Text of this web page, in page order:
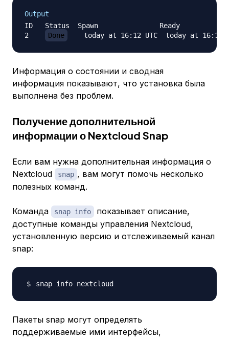
Output
ID   Status  Spawn               Ready
2
Done
today at 16:12 UTC  today at
Информация о состоянии и сводная
информация показывают, что установка была
выполнена без проблем.
Получение дополнительной
информации о Nextcloud Snap
Если вам нужна дополнительная информация о
Nextcloud
snap , вам могут помочь несколько
полезных команд.
Команда snap info
показывает описание,
доступные команды управления Nextcloud,
установленную версию и отслеживаемый канал
snap:
Пакеты snap могут определять
поддерживаемые ими интерфейсы,